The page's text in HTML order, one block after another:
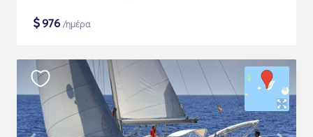
$976 /ημέρα